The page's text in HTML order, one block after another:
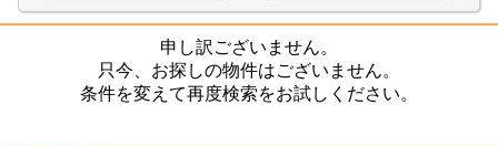
申し訳ございません。
只今、お探しの物件はございません。
条件を変えて再度検索をお試しください。